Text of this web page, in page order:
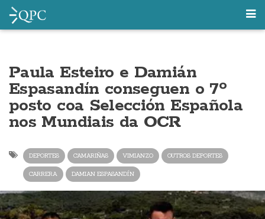
Paula Esteiro e Damián
Espasandín conseguen o 7º
posto coa Selección Española
nos Mundiais da OCR
DEPORTES CAMARIÑAS VIMIANZO OUTROS DEPORTES
CARRERA DAMIAN ESPASANDÍN